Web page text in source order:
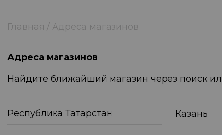
Главная Адреса магазинов
Адреса магазинов
Найдите ближайший магазин через поиск
Республика Татарстан